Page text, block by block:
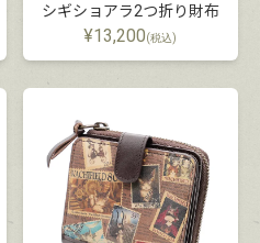
シギショアラ2つ折り財布
¥13,200(税込)